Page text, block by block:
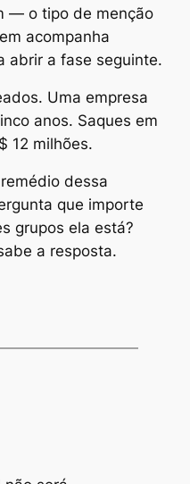
— o tipo de menção
acompanha
abrir a fase seguinte.
Uma empresa
anos. Saques em
12 milhões.
dessa
que importe
grupos ela está?
a resposta.